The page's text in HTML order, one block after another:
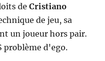
deCristiano
de jeu, sa
un joueur hors pair.
problème d'ego.